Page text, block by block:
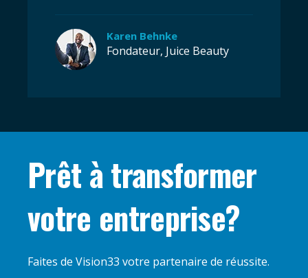
Karen Behnke
Fondateur, Juice Beauty
Prêt à transformer
votre entreprise?
Faites de Vision33 votre partenaire de réussite.